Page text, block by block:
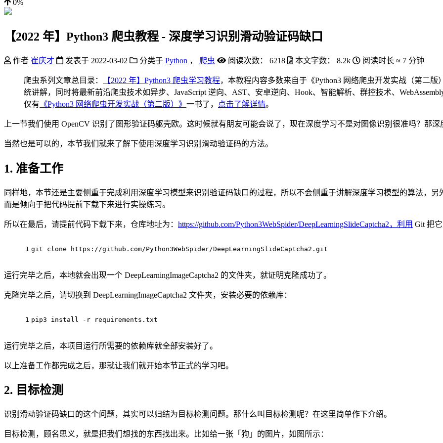
0%
【2022 年】Python3 爬虫教程 - 深度学习识别滑动验证码缺口
作者 崔庆才 发表于 2022-03-02 分类于 Python ， 爬虫 阅读次数： 6218 本文字数： 8.2k 阅读时长 ≈ 7 分钟
爬虫系列文章总目录： 【2022 年】Python3 爬虫学习教程，本教程内容多数来自于《Python3 网络爬虫开发实战（第二
统讲解，同时将最新前沿爬虫技术如异步、JavaScript 逆向、AST、安卓逆向、Hook、智能解析、群控技术、
仅有 《Python3 网络爬虫开发实战（第二版）》 一书了， 点击了解详情。
上一节我们使用 OpenCV 识别了图形验证码躯壳欧。这时候就有朋友可能会说了，现在深度学习不是对图像识别很准吗？那
当然也是可以的，本节我们就来了解下使用深度学习识别滑动验证码的方法。
1. 准备工作
同样地，本节还是主要侧重于完成利用深度学习模型来识别验证码缺口的过程，所以不会侧重于讲解深度学习模型的算法，
而是倾向于把代码提前下载下来进行实操练习。
所以在最后，请提前代码下载下来，仓库地址为： https://github.com/Python3WebSpider/DeepLearningSlideCaptcha2，利用 Git 把它
1 git clone https ://github.com/Python3WebSpider/DeepLearningSlideCaptcha2.git
运行完毕之后，本地就会出现一个 DeepLearningImageCaptcha2 的文件夹，就证明克隆成功了。
克隆完毕之后，请切换到 DeepLearningImageCaptcha2 文件夹，安装必要的依赖库：
1 pip3 install -r requirements.txt
运行完毕之后，本项目运行所需要的依赖库就全部安装好了。
以上准备工作都完成之后，那就让我们就开始本节正式的学习吧。
2. 目标检测
识别滑动验证码缺口的这个问题，其实可以归结为目标检测问题。那什么叫目标检测呢？在这里简单作下介绍。
目标检测，顾名思义，就是把我们想找的东西找出来。比如给一张「狗」的图片，如图所示：